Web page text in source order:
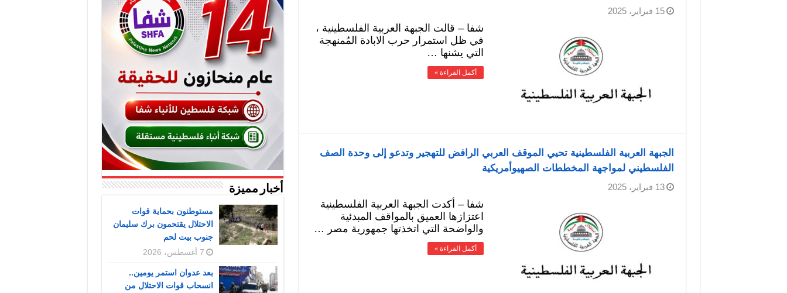
15 فبراير، 2025
شفا – قالت الجبهة العربية الفلسطينية ،
في ظل استمرار حرب الابادة المُمنهجة
التي يشنها …
أكمل القراءة »
الجبهة العربية الفلسطينية تحيي الموقف العربي الرافض للتهجير وتدعو إلى وحدة الصف
الفلسطيني لمواجهة المخططات الصهيوأمريكية
13 فبراير، 2025
شفا – أكدت الجبهة العربية الفلسطينية
اعتزازها العميق بالمواقف المبدئية
والواضحة التي اتخذتها جمهورية مصر …
أكمل القراءة »
أخبار مميزة
مستوطنون بحماية قوات
الاحتلال يقتحمون برك سليمان
جنوب بيت لحم
7 أغسطس، 2026
بعد عدوان استمر يومين..
انسحاب قوات الاحتلال من